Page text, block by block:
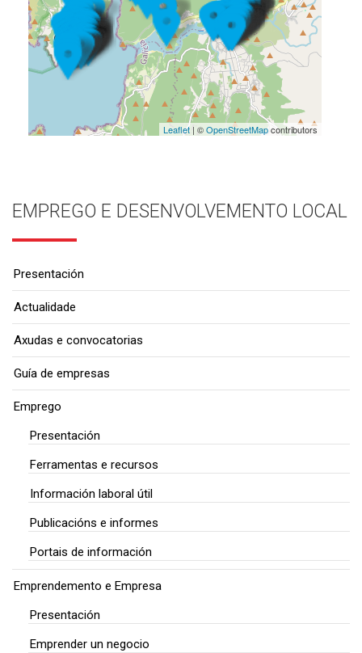
Leaflet| ©OpenStreetMapcontributors
EMPREGO E DESENVOLVEMENTO LOCAL
Presentación
Actualidade
Axudas e convocatorias
Guía de empresas
Emprego
Presentación
Ferramentas e recursos
Información laboral útil
Publicacións e informes
Portais de información
Emprendemento e Empresa
Presentación
Emprender un negocio